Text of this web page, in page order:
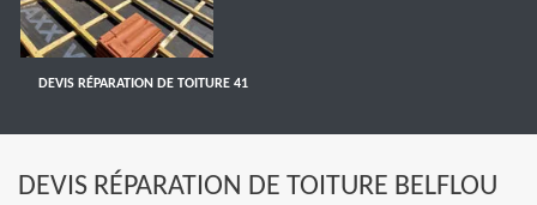
DEVIS RÉPARATION DE TOITURE 41
DEVIS RÉPARATION DE TOITURE BELFLOU